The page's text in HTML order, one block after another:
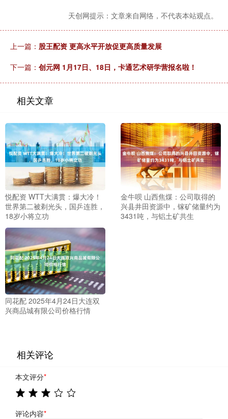
天创网提示：文章来自网络，不代表本站观点。
上一篇： 股王配资 更高水平开放促更高质量发展
下一篇： 创元网 1月17日、18日，卡通艺术研学营报名啦！
相关文章
悦配资 WTT大满贯：爆大冷！
世界第二被剃光头，国乒连胜，
18岁小将立功
金牛呗 山西焦煤：公司取得的
兴县井田资源中，镓矿储量约为
3431吨，与铝土矿共生
同花配 2025年4月24日大连双
兴商品城有限公司价格行情
相关评论
本文评分*
评论内容*